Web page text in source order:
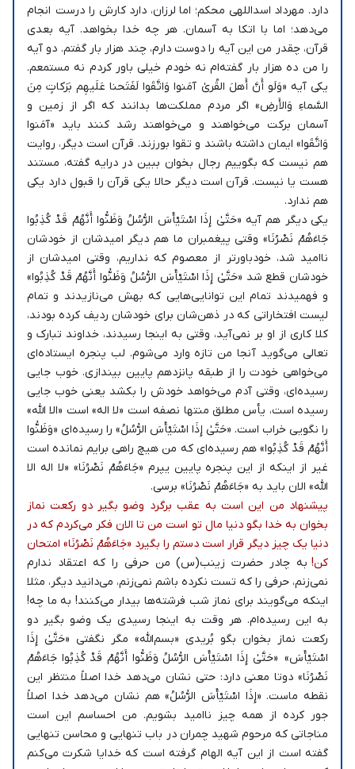
دارد. مهرداد اسداللهی محکم؛ اما لرزان، دارد کارش را درست انجام
می‌دهد؛ اما با اتکا به آسمان. هر چه خدا بخواهد. آیه بعدی
قرآن، چقدر من این آیه را دوست دارم، چند هزار بار گفتم. دو آیه
را من ده هزار بار گفته‌ام نه خودم خیلی باور کردم نه مستمعم.
یکی آیه «وَلَو أَنَّ أَهلَ القُرىٰ آمَنوا وَاتَّقَوا لَفَتَحنا عَلَيهِم بَرَكاتٍ مِنَ
السَّماءِ وَالأَرضِ» اگر مردم مملکت‌ها بدانند که اگر از زمین و
آسمان برکت می‌خواهند و می‌خواهند رشد کنند باید «آمَنوا
وَاتَّقَوا» ایمان داشته باشند و تقوا بورزند. قرآن است دیگر، روایت
هم نیست که بگوییم رجال بخوان ببین در درایه گفته، مستند
هست یا نیست. قرآن است دیگر حالا یکی قرآن را قبول دارد یکی
هم ندارد.
یکی دیگر هم آیه «حَتَّىٰ إِذَا اسْتَيْأَسَ الرُّسُلُ وَظَنُّوا أَنَّهُمْ قَدْ كُذِبُوا
جَاءَهُمْ نَصْرُنَا» وقتی پیغمبران ما هم دیگر امیدشان از خودشان
ناامید شد، خودباورتر از معصوم که نداریم، وقتی امیدشان از
خودشان قطع شد «حَتَّىٰ إِذَا اسْتَيْأَسَ الرُّسُلُ وَظَنُّوا أَنَّهُمْ قَدْ كُذِبُوا»
و فهمیدند تمام این توانایی‌هایی که بهش می‌نازیدند و تمام
لیست افتخاراتی که در ذهن‌شان برای خودشان ردیف کرده بودند،
کلا کاری از او بر نمی‌آید، وقتی به اینجا رسیدند، خداوند تبارک و
تعالی می‌گوید آنجا من تازه وارد می‌شوم. لب پنجره ایستاده‌ای
می‌خواهی خودت را از طبقه پانزدهم پایین بیندازی. خوب جایی
رسیده‌ای، وقتی آدم می‌خواهد خودش را بکشد یعنی خوب جایی
رسیده است، یأس مطلق منتها نصفه است «لا اله» است «الا الله»
را نگویی خراب است. «حَتَّىٰ إِذَا اسْتَيْأَسَ الرُّسُلُ» را رسیده‌ای «وَظَنُّوا
أَنَّهُمْ قَدْ كُذِبُوا» هم رسیده‌ای که من هیچ راهی برایم نمانده است
غیر از اینکه از این پنجره پایین یپرم «جَاءَهُمْ نَصْرُنَا» «لا اله الا
الله» الان باید به «جَاءَهُمْ نَصْرُنَا» برسی.
پیشنهاد من این است به عقب برگرد وضو بگیر دو رکعت نماز
بخوان به خدا بگو دنیا مال تو است من تا الان فکر می‌کردم که در
دنیا یک چیز دیگر قرار است دستم را بگیرد «جَاءَهُمْ نَصْرُنَا» امتحان
کن! به چادر حضرت زینب(س) من حرفی را که اعتقاد ندارم
نمی‌زنم، حرفی را که تست نکرده باشم نمی‌زنم، می‌دانید دیگر، مثلا
اینکه می‌گویند برای نماز شب فرشته‌ها بیدار می‌کنند! به ما چه!
به این رسیده‌ام. هر وقت به اینجا رسیدی یک وضو بگیر دو
رکعت نماز بخوان بگو بُریدی «بسم‌الله» مگر نگفتی «حَتَّىٰ إِذَا
اسْتَيْأَسَ» «حَتَّىٰ إِذَا اسْتَيْأَسَ الرُّسُلُ وَظَنُّوا أَنَّهُمْ قَدْ كُذِبُوا جَاءَهُمْ
نَصْرُنَا» دوتا معنی دارد: حتی نشان می‌دهد خدا اصلاً منتظر این
نقطه ماست. «إِذَا اسْتَيْأَسَ الرُّسُلُ» هم نشان می‌دهد خدا اصلاً
جور کرده از همه چیز ناامید بشویم. من احساسم این است
مناجاتی که مرحوم شهید چمران در باب تنهایی و محاسن تنهایی
گفته است از این آیه الهام گرفته است که خدایا شکرت می‌کنم